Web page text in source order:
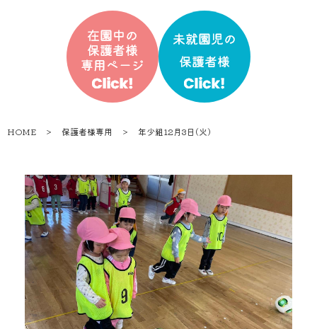
HOME ＞ 保護者様専用 ＞ 年少組12月3日(火)